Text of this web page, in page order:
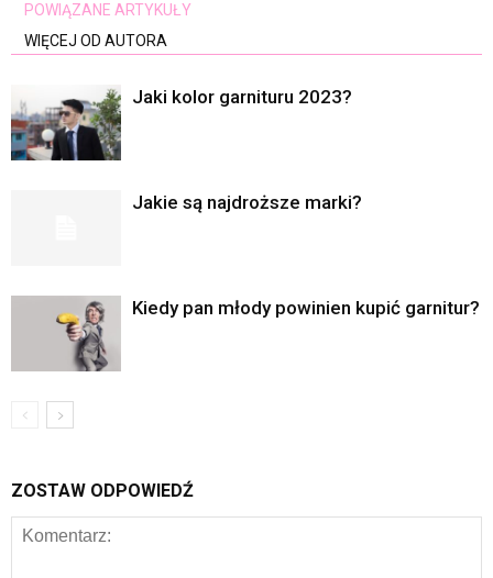
POWIĄZANE ARTYKUŁY
WIĘCEJ OD AUTORA
Jaki kolor garnituru 2023?
Jakie są najdroższe marki?
Kiedy pan młody powinien kupić garnitur?
ZOSTAW ODPOWIEDŹ